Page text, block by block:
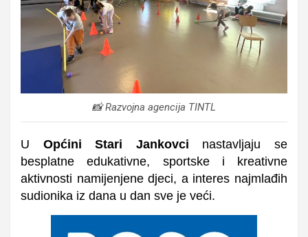
📸 Razvojna agencija TINTL
U Općini Stari Jankovci nastavljaju se
besplatne edukativne, sportske i kreativne
aktivnosti namijenjene djeci, a interes najmlađih
sudionika iz dana u dan sve je veći.